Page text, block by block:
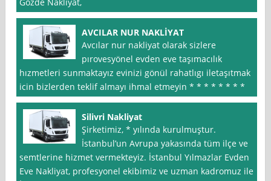
AVCILAR NUR NAKLİYAT
Avcılar nur nakliyat olarak sizlere
pırovesyönel evden eve taşımacılık
hızmetleri sunmaktayız evinizi gönül rahatlıgı iletaşıtmak
icin bizlerden teklif almayı ihmal etmeyin * * * * * * * *
Silivri Nakliyat
Şirketimiz, * yılında kurulmuştur.
İstanbul’un Avrupa yakasında tüm ilçe ve
semtlerine hizmet vermekteyiz. İstanbul Yılmazlar Evden
Eve Nakliyat, profesyonel ekibimiz ve uzman kadromuz ile